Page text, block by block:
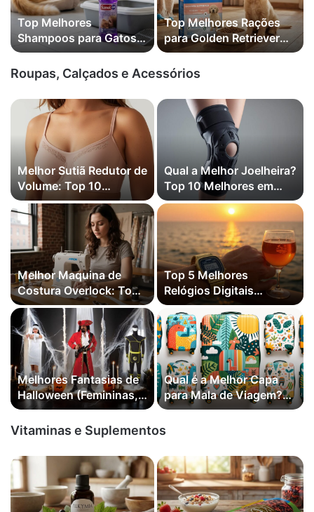
Top Melhores
Shampoos para Gatos
em 2026 (Sanol, Cat
Zone e mais)
Top Melhores Rações
para Golden Retriever
em 2026 (Adulto,
Filhote e mais)
Roupas, Calçados e Acessórios
Melhor Sutiã Redutor de
Volume: Top 10
Melhores em 2026
Qual a Melhor Joelheira?
Top 10 Melhores em
2026
Melhor Maquina de
Costura Overlock: Top
10 Melhores em 2026
(Domésticas, Semi-
industriais)
Top 5 Melhores
Relógios Digitais
Femininos em 2026
(Champion, Casio e
mais)
Melhores Fantasias de
Halloween (Femininas,
Masculinas) em 2026
Qual é a Melhor Capa
para Mala de Viagem?
Melhores 2026
Vitaminas e Suplementos